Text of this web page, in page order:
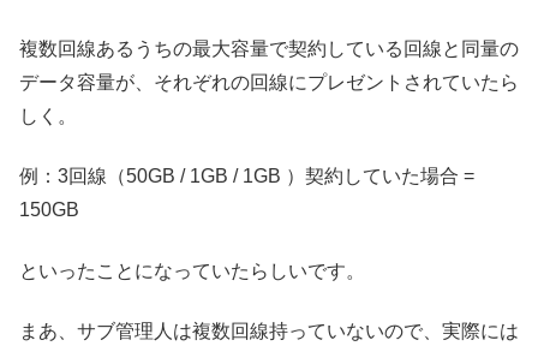
複数回線あるうちの最大容量で契約している回線と同量の
データ容量が、それぞれの回線にプレゼントされていたら
しく。
例：3回線（50GB / 1GB / 1GB ）契約していた場合 =
150GB
といったことになっていたらしいです。
まあ、サブ管理人は複数回線持っていないので、実際には